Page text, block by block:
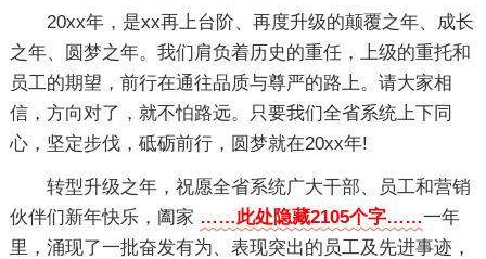
20xx年，是xx再上台阶、再度升级的颠覆之年、成长
之年、圆梦之年。我们肩负着历史的重任，上级的重托和
员工的期望，前行在通往品质与尊严的路上。请大家相
信，方向对了，就不怕路远。只要我们全省系统上下同
心，坚定步伐，砥砺前行，圆梦就在20xx年!
转型升级之年，祝愿全省系统广大干部、员工和营销
伙伴们新年快乐，阖家 ……此处隐藏2105个字……一年
里，涌现了一批奋发有为、表现突出的员工及先进事迹，